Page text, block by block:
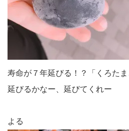
寿命が７年延びる！？「くろたま
延びるかなー、延びてくれー
よる